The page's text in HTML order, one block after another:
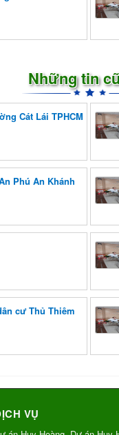
Những tin
Cát Lái TPHCM
Phú An Khánh
cư Thủ Thiêm
VỤ